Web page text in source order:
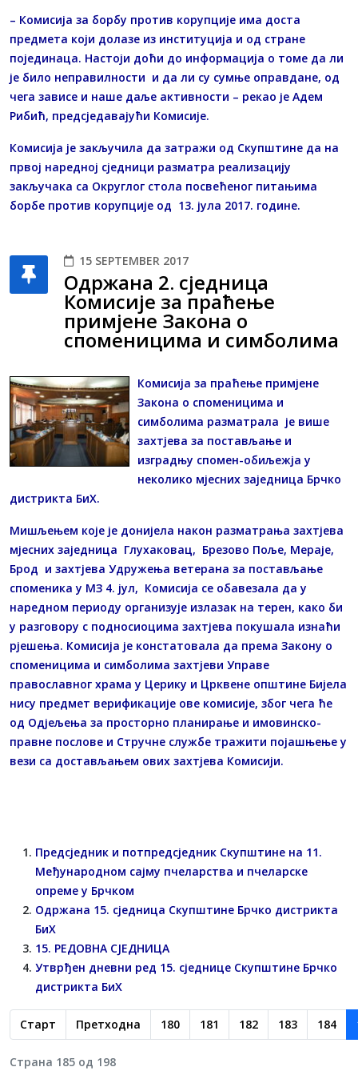
– Комисија за борбу против корупције има доста
предмета који долазе из институција и од стране
појединаца. Настоји доћи до информација о томе да ли
је било неправилности и да ли су сумње оправдане, од
чега зависе и наше даље активности – рекао је Адем
Рибић, предсједавајући Комисије.
Комисија је закључила да затражи од Скупштине да на
првој наредној сједници разматра реализацију
закључака са Округлог стола посвећеног питањима
борбе против корупције од 13. јула 2017. године.
15 SEPTEMBER 2017
Одржана 2. сједница
Комисије за праћење
примјене Закона о
споменицима и симболима
Комисија за праћење примјене
Закона о споменицима и
симболима разматрала је више
захтјева за постављање и
изградњу спомен-обиљежја у
неколико мјесних заједница Брчко
дистрикта БиХ.
Мишљењем које је донијела након разматрања захтјева
мјесних заједница Глухаковац, Брезово Поље, Мераје,
Брод и захтјева Удружења ветерана за постављање
споменика у МЗ 4. јул, Комисија се обавезала да у
наредном периоду организује излазак на терен, како би
у разговору с подносиоцима захтјева покушала изнаћи
рјешења. Комисија је констатовала да према Закону о
споменицима и симболима захтјеви Управе
православног храма у Церику и Црквене општине Бијела
нису предмет верификације ове комисије, због чега ће
од Одјељења за просторно планирање и имовинско-
правне послове и Стручне службе тражити појашњење у
вези са достављањем ових захтјева Комисији.
Предсједник и потпредсједник Скупштине на 11.
Међународном сајму пчеларства и пчеларске
опреме у Брчком
Одржана 15. сједница Скупштине Брчко дистрикта
БиХ
15. РЕДОВНА СЈЕДНИЦА
Утврђен дневни ред 15. сједнице Скупштине Брчко
дистрикта БиХ
Старт Претходна 180 181 182 183 184
Страна 185 од 198